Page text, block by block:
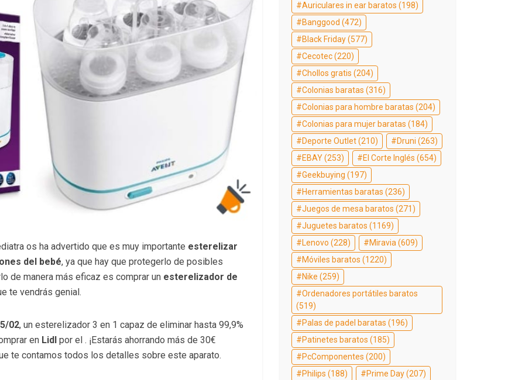
os ha advertido que es muy importante esterelizar
del bebé, ya que hay que protegerlo de posibles
de manera más eficaz es comprar un esterelizador de
te vendrás genial.
02, un esterelizador 3 en 1 capaz de eliminar hasta 99,9%
en Lidl por el . ¡Estarás ahorrando más de 30€
te contamos todos los detalles sobre este aparato.
Auriculares in ear baratos (198)
Banggood (472)
Black Friday(577)
Cecotec(220)
Chollos gratis (204)
Colonias baratas (316)
Colonias para hombre baratas (204)
Colonias para mujer baratas (184)
Deporte Outlet(210) Druni (263)
EBAY(253) El Corte Inglés (654)
Geekbuying (197)
Herramientas baratas (236)
Juegos de mesa baratos (271)
Juguetes baratos (1169)
Lenovo (228) Miravia (609)
Móviles baratos (1220)
Nike (259)
Ordenadores portátiles baratos
(519)
Palas de padel baratas (196)
Patinetes baratos (185)
PcComponentes (200)
Philips (188) Prime Day(207)